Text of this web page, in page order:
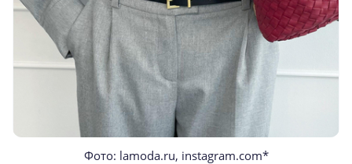
Фото: lamoda.ru, instagram.com*